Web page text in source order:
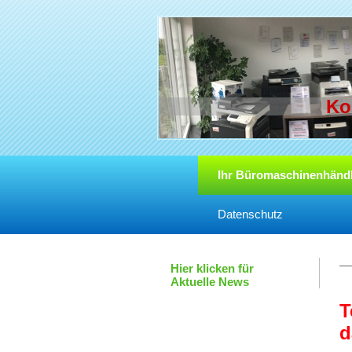
Ihr
Datenschutz
Hier klicken für
Aktuelle News